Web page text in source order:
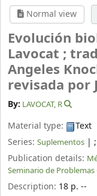
Normal view
Evolución
Lavocat ;
Angeles
revisada por
By: LAVOCAT, R
Material type:
Text
Series: Suplementos |
Publication details:
Seminario de
Description: 18 p. --